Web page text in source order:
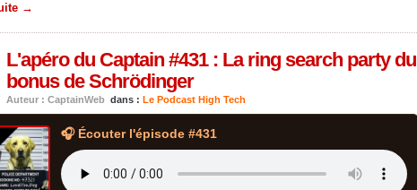
→
L'apéro du Captain #431 : La ring search party du
bonus de Schrödinger
Auteur : CaptainWeb dans : Le Podcast High Tech
🎧 Écouter l'épisode #431